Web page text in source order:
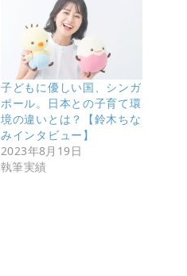
子どもに優しい国、シンガ
ポール。日本との子育て環
境の違いとは？【鈴木ちな
みインタビュー】
2023年8月19日
執筆実績